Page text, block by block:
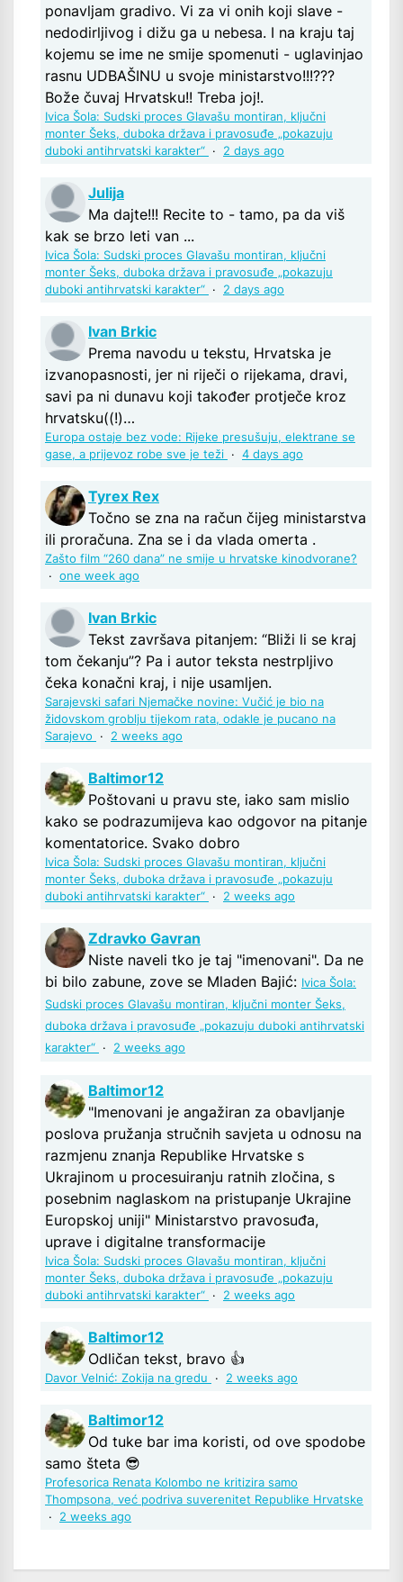
ponavljam gradivo. Vi za vi onih koji slave -
nedodirljivog i dižu ga u nebesa. I na kraju taj
kojemu se ime ne smije spomenuti - uglavinjao
rasnu UDBAŠINU u svoje ministarstvo!!!???
Bože čuvaj Hrvatsku!! Treba joj!.
Ivica Šola: Sudski proces Glavašu montiran, ključni
monter Šeks, duboka država i pravosuđe „pokazuju
duboki antihrvatski karakter“ · 2 days ago
Julija
Ma dajte!!! Recite to - tamo, pa da viš
kak se brzo leti van ...
Ivica Šola: Sudski proces Glavašu montiran, ključni
monter Šeks, duboka država i pravosuđe „pokazuju
duboki antihrvatski karakter“ · 2 days ago
Ivan Brkic
Prema navodu u tekstu, Hrvatska je
izvanopasnosti, jer ni riječi o rijekama, dravi,
savi pa ni dunavu koji također protječe kroz
hrvatsku((!)…
Europa ostaje bez vode: Rijeke presušuju, elektrane se
gase, a prijevoz robe sve je teži · 4 days ago
Tyrex Rex
Točno se zna na račun čijeg ministarstva
ili proračuna. Zna se i da vlada omerta .
Zašto film “260 dana” ne smije u hrvatske kinodvorane?
· one week ago
Ivan Brkic
Tekst završava pitanjem: “Bliži li se kraj
tom čekanju”? Pa i autor teksta nestrpljivo
čeka konačni kraj, i nije usamljen.
Sarajevski safari Njemačke novine: Vučić je bio na
židovskom groblju tijekom rata, odakle je pucano na
Sarajevo
· 2 weeks ago
Baltimor12
Poštovani u pravu ste, iako sam mislio
kako se podrazumijeva kao odgovor na pitanje
komentatorice. Svako dobro
Ivica Šola: Sudski proces Glavašu montiran, ključni
monter Šeks, duboka država i pravosuđe „pokazuju
duboki antihrvatski karakter“ · 2 weeks ago
Zdravko Gavran
Niste naveli tko je taj "imenovani". Da ne
bi bilo zabune, zove se Mladen Bajić: Ivica Šola:
Sudski proces Glavašu montiran, ključni monter Šeks,
duboka država i pravosuđe „pokazuju duboki antihrvatski
karakter“ · 2 weeks ago
Baltimor12
"Imenovani je angažiran za obavljanje
poslova pružanja stručnih savjeta u odnosu na
razmjenu znanja Republike Hrvatske s
Ukrajinom u procesuiranju ratnih zločina, s
posebnim naglaskom na pristupanje Ukrajine
Europskoj uniji" Ministarstvo pravosuđa,
uprave i digitalne transformacije
Ivica Šola: Sudski proces Glavašu montiran, ključni
monter Šeks, duboka država i pravosuđe „pokazuju
duboki antihrvatski karakter“ · 2 weeks ago
Baltimor12
Odličan tekst, bravo 👍
Davor Velnić: Zokija na gredu · 2 weeks ago
Baltimor12
Od tuke bar ima koristi, od ove spodobe
samo šteta 😎
Profesorica Renata Kolombo ne kritizira samo
Thompsona, već podriva suverenitet Republike Hrvatske
· 2 weeks ago